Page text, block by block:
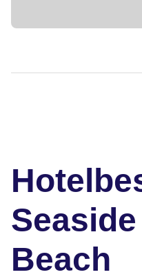
Beach